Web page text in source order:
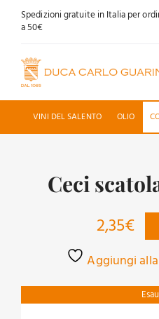
SaltaSpedizioni gratuite in Italia per
a 50€
Acquista online
Accoglienza
VINI DEL SALENTO OLIO
Ceci
2,35€
Aggiungi